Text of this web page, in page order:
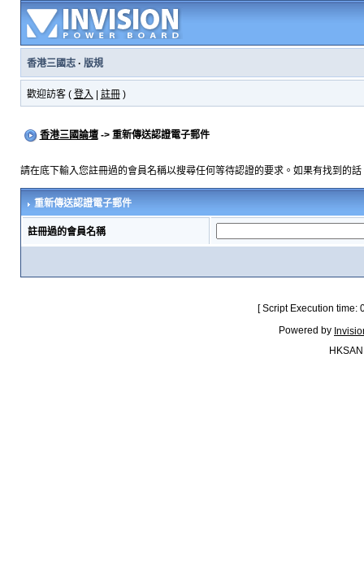
香港三國志· 版規
歡迎訪客 ( 登入 註冊)
香港三國論壇-> 重新傳送認證電子郵件
請在底下輸入您註冊過的會員名稱以搜尋任何等待認證的要求。如果有找到的
重新傳送認證電子郵件
註冊過的會員名稱
[ Script Execution
Powered by